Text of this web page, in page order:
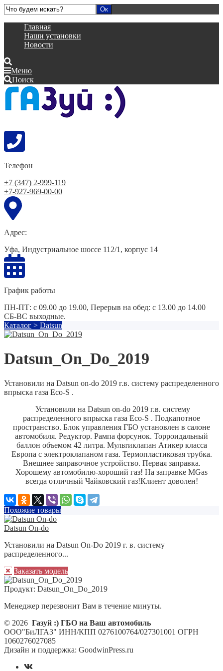
Главная
Наши установки
Новости
Меню
Поиск
Телефон
+7 (347) 2-999-119
+7-927-969-00-00
Адрес:
Уфа, Индустриальное шоссе 112/1, корпус 14
График работы
ПН-ПТ: с 09.00 до 19.00, Перерыв на обед: с 13.00 до 14.00
СБ-ВС выходные.
Каталог > Datsun
Datsun_On_Do_2019
Установили на Datsun on-do 2019 г.в. систему распределенного
впрыска газа Eco-S .
Установили на Datsun on-do 2019 г.в. систему
распределенного впрыска газа Eco-S . Подкапотное
пространство. Блок управления ГБО установлен в салоне
автомобиля. Редуктор. Рампа форсунок. Торроидальный
баллон объемом 42 литра. Мультиклапан Атикер класса
Европа с электроклапаном газа. Термопластиковая трубка.
Внешнее заправочное устройство. Первая заправка.
Хорошему автомобилю-хороший газ! На заправке MGas
всегда отличный Чайковский газ!Клиент доволен!
Похожие товары
Datsun On-do
Установили на Datsun On-Do 2019 г. в. систему
распределенного...
Заказать модель
Продукт: Datsun_On_Do_2019
Менеджер перезвонит Вам в течение минуты.
© 2026 Газуй :) ГБО на Ваш автомобиль
ООО"БиЛГАЗ" ИНН/КПП 0276100764/027301001 ОГРН
1060276027085
Дизайн и поддержка: GoodwinPress.ru